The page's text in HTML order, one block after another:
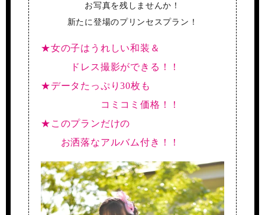
お写真を残しませんか！
新たに登場のプリンセスプラン！
★女の子はうれしい和装＆
ドレス撮影ができる！！
★データたっぷり30枚も
コミコミ価格！！
★このプランだけの
お洒落なアルバム付き！！